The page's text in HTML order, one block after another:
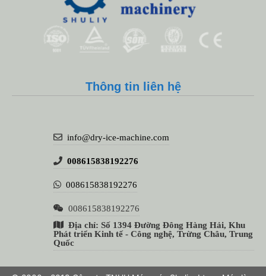
Thông tin liên hệ
info@dry-ice-machine.com
008615838192276
008615838192276
008615838192276
Địa chỉ: Số 1394 Đường Đông Hàng Hải, Khu
Phát triển Kinh tế - Công nghệ, Trừng Châu, Trung
Quốc